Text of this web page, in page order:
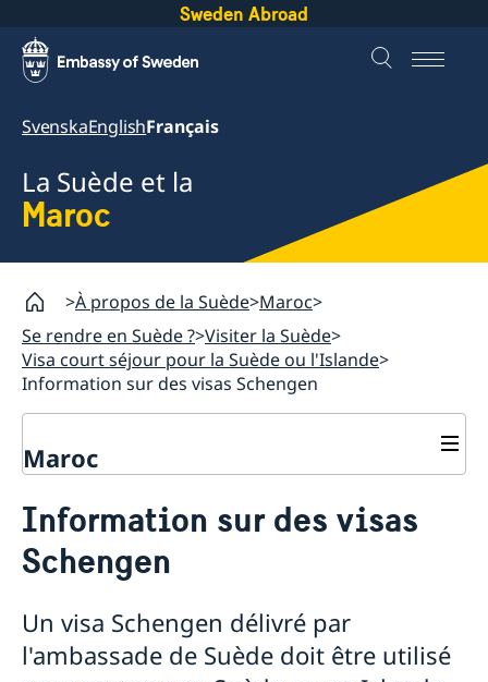
Sweden Abroad
SvenskaEnglishFrançais
La Suède et la
Maroc
À propos de la Suède Maroc
Se rendre en Suède ? Visiter la Suède
Visa court séjour pour la Suède ou l'Islande
Information sur des visas Schengen
Maroc
Visiter la Suède
Permis visiteurs pour une visite de longue durée
Documents à fournir par tout demandeur
L'assurance de voyage
Frais de dossier
Information sur des visas
Schengen
Un visa Schengen délivré par
l'ambassade de Suède doit être utilisé